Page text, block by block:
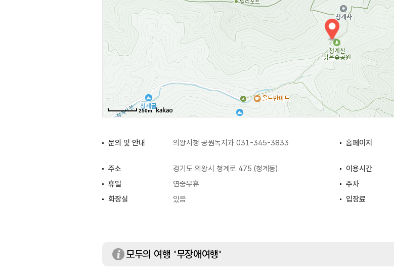
250m
문의 및 안내 의왕시청 공원녹지과 031-345-3833 홈페이지
주소
경기도 의왕시 청계로 475 (청계동) 이용시간
휴일
연중무휴 주차
화장실
있음 입장료
모두의 여행 '무장애여행'